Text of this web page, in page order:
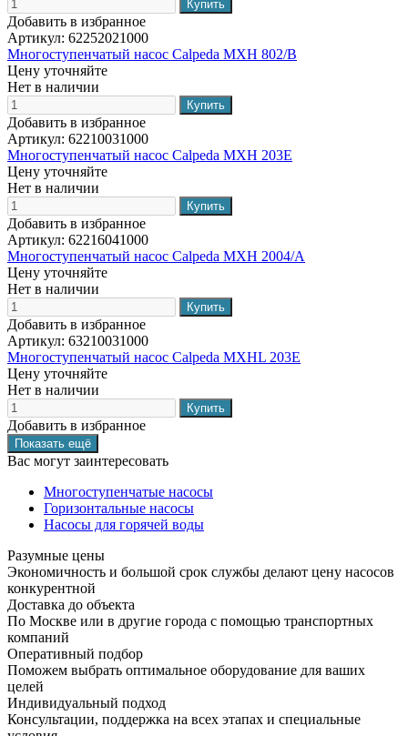
Добавить в избранное
Артикул: 62252021000
Многоступенчатый насос Calpeda MXH 802/B
Цену уточняйте
Нет в наличии
Добавить в избранное
Артикул: 62210031000
Многоступенчатый насос Calpeda MXH 203E
Цену уточняйте
Нет в наличии
Добавить в избранное
Артикул: 62216041000
Многоступенчатый насос Calpeda MXH 2004/A
Цену уточняйте
Нет в наличии
Добавить в избранное
Артикул: 63210031000
Многоступенчатый насос Calpeda MXHL 203E
Цену уточняйте
Нет в наличии
Добавить в избранное
Вас могут заинтересовать
Многоступенчатые насосы
Горизонтальные насосы
Насосы для горячей воды
Разумные цены
Экономичность и большой срок службы делают цену насосов
конкурентной
Доставка до объекта
По Москве или в другие города с помощью транспортных
компаний
Оперативный подбор
Поможем выбрать оптимальное оборудование для ваших
целей
Индивидуальный подход
Консультации, поддержка на всех этапах и специальные